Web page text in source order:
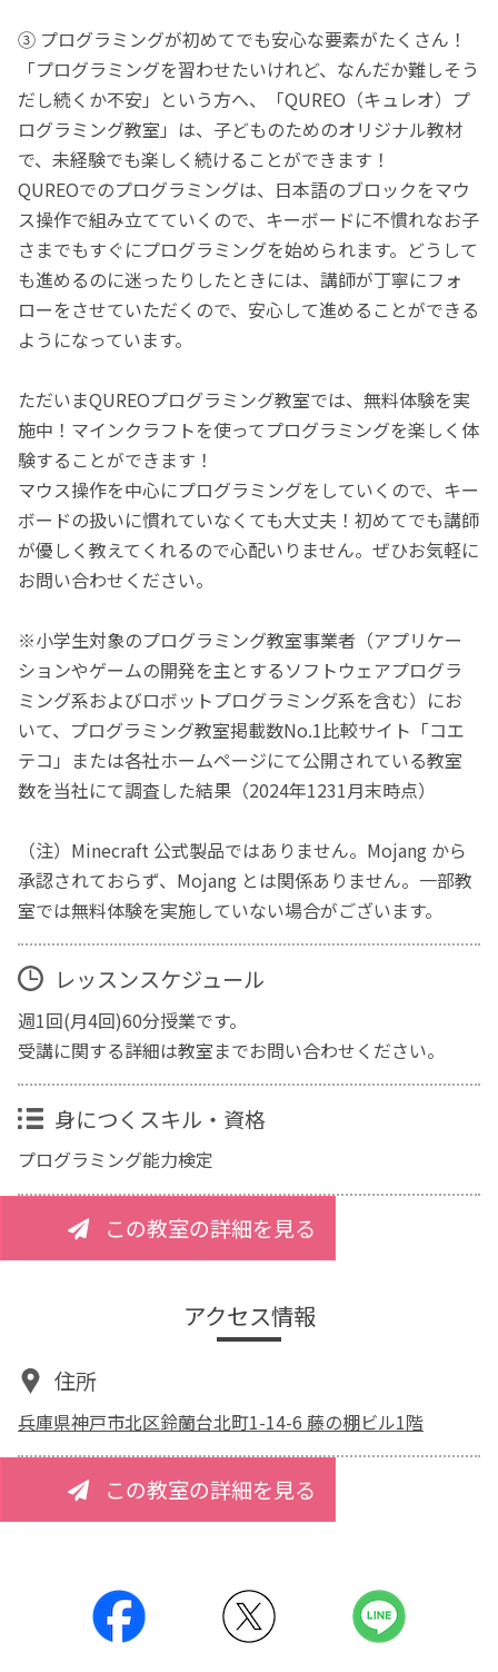
③ プログラミングが初めてでも安心な要素がたくさん！
「プログラミングを習わせたいけれど、なんだか難しそう
だし続くか不安」という方へ、「QUREO（キュレオ）プ
ログラミング教室」は、子どものためのオリジナル教材
で、未経験でも楽しく続けることができます！
QUREOでのプログラミングは、日本語のブロックをマウ
ス操作で組み立てていくので、キーボードに不慣れなお子
さまでもすぐにプログラミングを始められます。どうして
も進めるのに迷ったりしたときには、講師が丁寧にフォ
ローをさせていただくので、安心して進めることができる
ようになっています。
ただいまQUREOプログラミング教室では、無料体験を実
施中！マインクラフトを使ってプログラミングを楽しく体
験することができます！
マウス操作を中心にプログラミングをしていくので、キー
ボードの扱いに慣れていなくても大丈夫！初めてでも講師
が優しく教えてくれるので心配いりません。ぜひお気軽に
お問い合わせください。
※小学生対象のプログラミング教室事業者（アプリケー
ションやゲームの開発を主とするソフトウェアプログラ
ミング系およびロボットプログラミング系を含む）にお
いて、プログラミング教室掲載数No.1比較サイト「コエ
テコ」または各社ホームページにて公開されている教室
数を当社にて調査した結果（2024年1231月末時点）
（注）Minecraft 公式製品ではありません。Mojang から
承認されておらず、Mojang とは関係ありません。一部教
室では無料体験を実施していない場合がございます。
レッスンスケジュール
週1回(月4回)60分授業です。
受講に関する詳細は教室までお問い合わせください。
身につくスキル・資格
プログラミング能力検定
この教室の詳細を見る
アクセス情報
住所
兵庫県神戸市北区鈴蘭台北町1-14-6 藤の棚ビル1階
この教室の詳細を見る